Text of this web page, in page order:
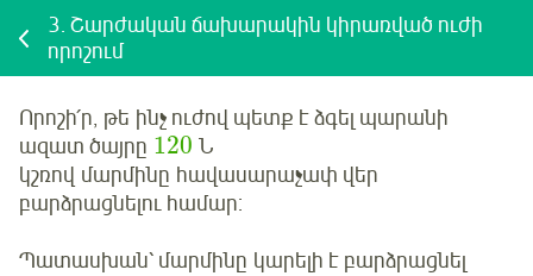
3. Շարժական ճախարակին կիրառված ուժի
որոշում
Որոշի՛ր, թե ինչ ուժով պետք է ձգել պարանի
ազատ ծայրը 120 Ն
կշռով մարմինը հավասարաչափ վեր
բարձրացնելու համար:
Պատասխան՝ մարմինը կարելի է բարձրացնել